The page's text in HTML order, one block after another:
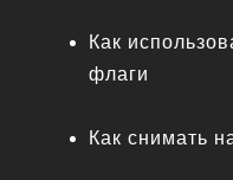
Как
флаги
Как снимать
Референсы для
позирования